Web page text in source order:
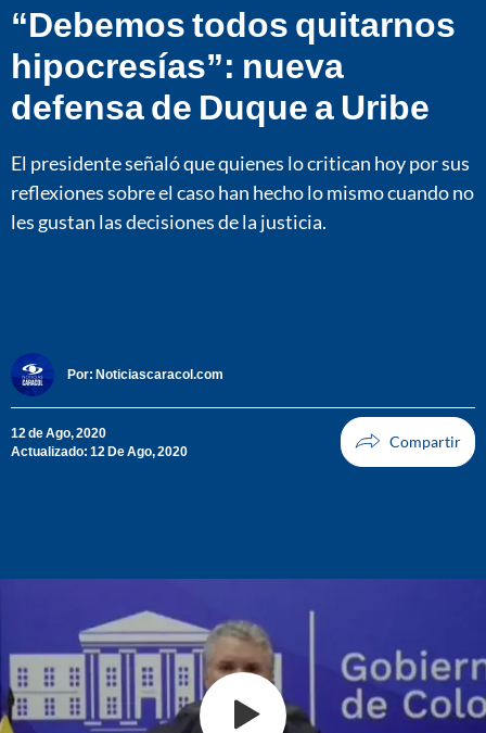
“Debemos todos quitarnos
hipocresías”: nueva
defensa de Duque a Uribe
El presidente señaló que quienes lo critican hoy por sus
reflexiones sobre el caso han hecho lo mismo cuando no
les gustan las decisiones de la justicia.
Por: Noticiascaracol.com
12 de Ago, 2020
Actualizado: 12 De Ago, 2020